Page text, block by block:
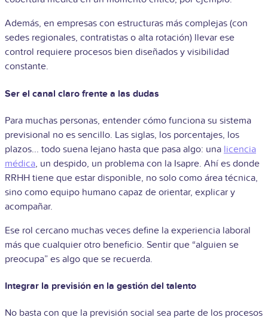
Además, en empresas con estructuras más complejas (con
sedes regionales, contratistas o alta rotación) llevar ese
control requiere procesos bien diseñados y visibilidad
constante.
Ser el canal claro frente a las dudas
Para muchas personas, entender cómo funciona su sistema
previsional no es sencillo. Las siglas, los porcentajes, los
plazos... todo suena lejano hasta que pasa algo: una licencia
médica, un despido, un problema con la Isapre. Ahí es donde
RRHH tiene que estar disponible, no solo como área técnica,
sino como equipo humano capaz de orientar, explicar y
acompañar.
Ese rol cercano muchas veces define la experiencia laboral
más que cualquier otro beneficio. Sentir que “alguien se
preocupa” es algo que se recuerda.
Integrar la previsión en la gestión del talento
No basta con que la previsión social sea parte de los procesos